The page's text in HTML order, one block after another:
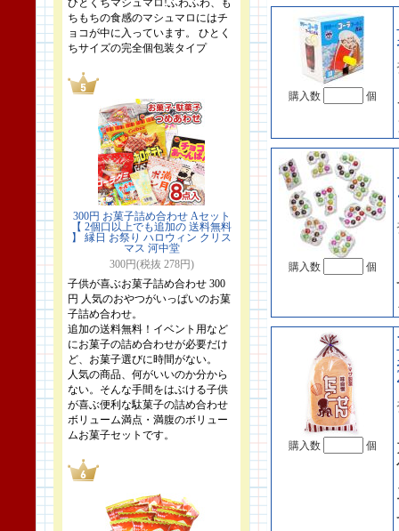
ひとくちマシュマロ!ふわふわ、も
ちもちの食感のマシュマロにはチ
ョコが中に入っています。 ひとく
ちサイズの完全個包装タイプ
300円 お菓子詰め合わせ Aセット
【 2個口以上でも追加の 送料無料
】 縁日 お祭り ハロウィン クリス
マス 河中堂
300円(税抜 278円)
子供が喜ぶお菓子詰め合わせ 300
円 人気のおやつがいっぱいのお菓
子詰め合わせ。
追加の送料無料！イベント用など
にお菓子の詰め合わせが必要だけ
ど、お菓子選びに時間がない。
人気の商品、何がいいのか分から
ない。そんな手間をはぶける子供
が喜ぶ便利な駄菓子の詰め合わせ
ボリューム満点・満腹のボリュー
ムお菓子セットです。
購入数 個
購入数 個
購入数 個